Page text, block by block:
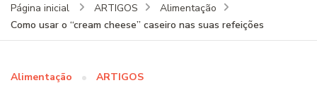
Página inicial ARTIGOS
Alimentação
Como usar o “cream cheese” caseiro nas suas refeições
Alimentação ARTIGOS